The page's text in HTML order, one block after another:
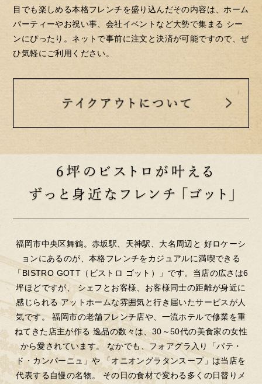
目でも楽しめる本格フレンチを盛り込んだその内容は、ホーム
パーティーやお祝い事、会社イベントなど大勢で集まる シー
ンにぴったり。ネットで事前に注文と決済が可能ですので、ぜ
ひ気軽にご利用ください。
福岡市中央区舞鶴。赤坂駅、天神駅、大名周辺と 好ロケーシ
ョンにあるのが、本格フレンチをカジュアルに満喫できる
「BISTRO GOTT（ビストロ ゴット）」です。当店の広さは6
坪ほどですが、
シェフとお客様、お客様同士の距離が身近に
感じられるアットホームな雰囲気と行き届いたサービスが人
気です。福岡市の老舗フレンチ店や、一流ホテルで修業を重
ねてきた店主が作る 逸品の数々は、30～50代の美食家の女性
から愛されています。
なかでも、フォアグラ入り「パテ・
ド・カンパーニュ」や 「オニオングラタンスープ」は当店を
代表する自慢の名物。
その日の食材で変わる多くの日替りメ